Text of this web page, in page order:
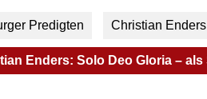
Predigten Christian Enders
Enders: Solo Deo Gloria –